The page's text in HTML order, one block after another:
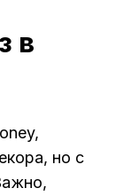
в
но с